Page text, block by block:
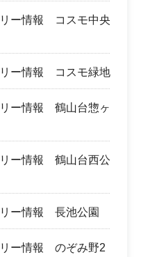
ー情報 コスモ中央
ー情報 コスモ緑地
ー情報 鶴山台惣ヶ
ー情報 鶴山台西公
ー情報 長池公園
ー情報 のぞみ野2